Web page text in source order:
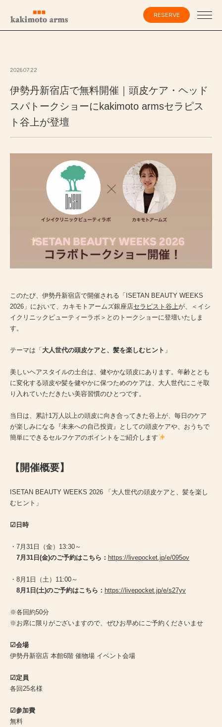
RESERVE
HOME
SPECIALIST
CATALOG
SALON
INFORMATION
RECRUIT
ONLINE STORE
MEN’S GROOMING SALON
PRIVACY POLICY
2026.07.22
伊勢丹新宿店で無料開催｜頭皮ケア・ヘッド
スパトークショーにkakimoto armsセラピス
ト谷上が登壇
このたび、伊勢丹新宿店で開催される「ISETAN BEAUTY WEEKS
2026」において、カキモトアームズ銀座店セラピスト谷上が、＜イシ
イクリニックビューティーラボ＞とのトークショーに登壇いたしま
す。
テーマは「 大人世代の頭皮ケアと、髪を楽しむヒント 」
美しいヘアスタイルの土台は、健やかな頭皮にあります。年齢ととも
に変化する頭皮や髪を健やかに保つためのケアは、大人世代にこそ取
り入れていただきたい美容習慣のひとつです。
当日は、累計1万人以上の頭皮に向き合ってきた谷上が、毎日のケア
が楽しみになる『未来への自己投資』としての頭皮ケアや、おうちで
簡単にできるセルフケアのポイントをご紹介します
【開催概要】
ISETAN BEAUTY WEEKS 2026 「大人世代の頭皮ケアと、髪を楽し
むヒント」
☑︎日時
・7月31日（金）13:30～
7月31日(金)のご予約はこちら： https://livepocket.jp/e/095ov
・8月1日（土）11:00～
8月1日(土)のご予約はこちら： https://livepocket.jp/e/s27yv
※各回約50分
※お席に限りがございますので、ぜひお早めにご予約くださいませ
☑︎会場
伊勢丹新宿店 本館6階 催物場 イベント会場
☑︎定員
各回25名様
☑︎参加費
無料